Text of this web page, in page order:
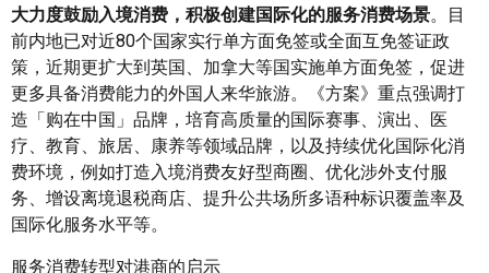
大力度鼓励入境消费，积极创建国际化的服务消费场景。目
前内地已对近80个国家实行单方面免签或全面互免签证政
策，近期更扩大到英国、加拿大等国实施单方面免签，促进
更多具备消费能力的外国人来华旅游。《方案》重点强调打
造「购在中国」品牌，培育高质量的国际赛事、演出、医
疗、教育、旅居、康养等领域品牌，以及持续优化国际化消
费环境，例如打造入境消费友好型商圈、优化涉外支付服
务、增设离境退税商店、提升公共场所多语种标识覆盖率及
国际化服务水平等。
服务消费转型对港商的启示